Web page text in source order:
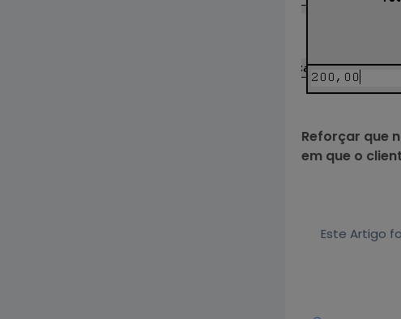
Reforçar que
em que o
Este Artigo